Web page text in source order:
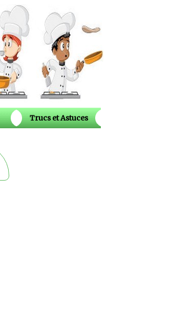
Trucs et Astuces